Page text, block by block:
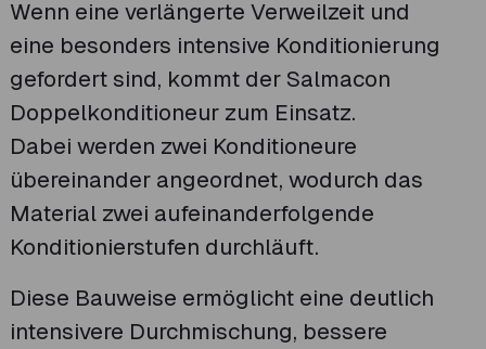
Wenn eine verlängerte Verweilzeit und
eine besonders intensive Konditionierung
gefordert sind, kommt der Salmacon
Doppelkonditioneur zum Einsatz.
Dabei werden zwei Konditioneure
übereinander angeordnet, wodurch das
Material zwei aufeinanderfolgende
Konditionierstufen durchläuft.
Diese Bauweise ermöglicht eine deutlich
intensivere Durchmischung, bessere